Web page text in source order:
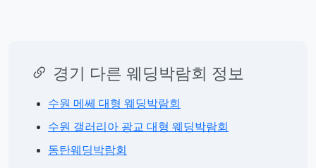
경기 다른 웨딩박람회 정보
수원 메쎄 대형 웨딩박람회
수원 갤러리아 광교 대형 웨딩박람회
동탄웨딩박람회